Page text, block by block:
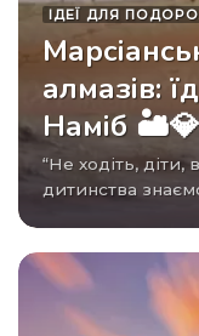
ІДЕЇ ​​ДЛЯ
алмазів:
Наміб 🏜️💎
“Не ходіть, діти, в Африку гуляти!” – всі ми з
дитинства